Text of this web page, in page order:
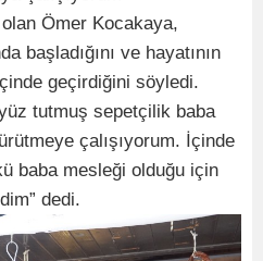
Ömer Kocakaya,
başladığını ve hayatının
geçirdiğini söyledi.
tutmuş sepetçilik baba
çalışıyorum. İçinde
baba mesleği olduğu için
dedi.